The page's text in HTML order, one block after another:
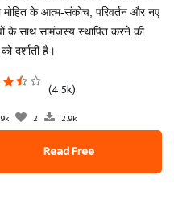
मोहित के आत्म-संकोच, परिवर्तन और नए
के साथ सामंजस्य स्थापित करने की
दर्शाती है।
(4.5k)
2 2.9k
Read Free